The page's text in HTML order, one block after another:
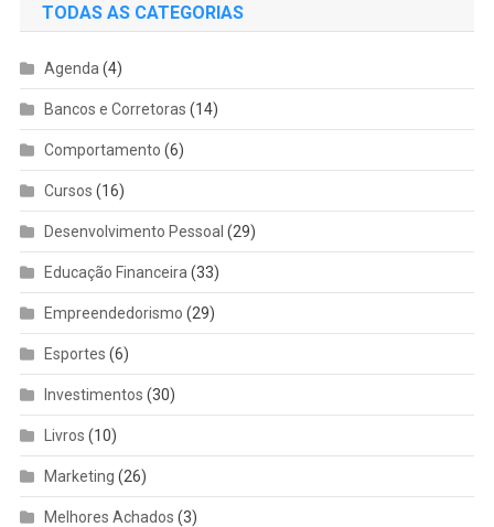
TODAS AS CATEGORIAS
Agenda (4)
Bancos e Corretoras (14)
Comportamento (6)
Cursos (16)
Desenvolvimento Pessoal (29)
Educação Financeira (33)
Empreendedorismo (29)
Esportes (6)
Investimentos (30)
Livros (10)
Marketing (26)
Melhores Achados (3)